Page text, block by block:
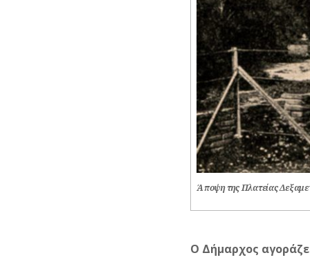
Άποψη της Πλατείας
Ο Δήμαρχος